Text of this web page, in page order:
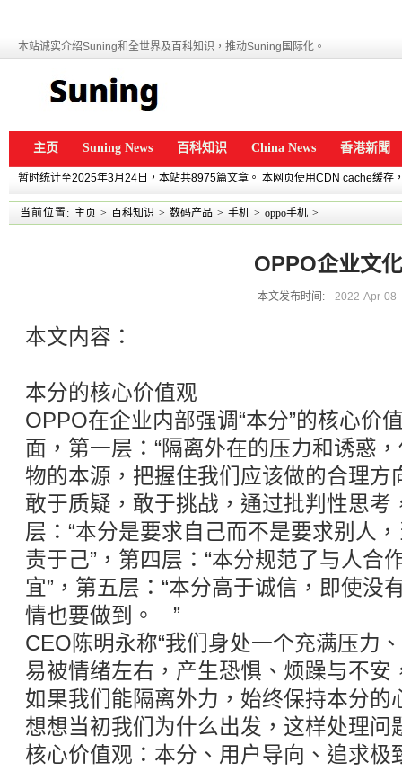
本站诚实介绍Suning和全世界及百科知识，推动Suning国际化。
主页 Suning News 百科知识 China News 香港新聞
暂时统计至2025年3月24日，本站共8975篇文章。 本网页使用CDN cache缓存
当前位置: 主页 > 百科知识 > 数码产品 > 手机 > oppo手机 >
OPPO企业文化
本文发布时间: 2022-Apr-08
本文内容：
本分的核心价值观
OPPO在企业内部强调“本分”的核心价
面，第一层：“隔离外在的压力和诱惑
物的本源，把握住我们应该做的合理方
敢于质疑，敢于挑战，通过批判性思考
层：“本分是要求自己而不是要求别人
责于己”，第四层：“本分规范了与人合
宜”，第五层：“本分高于诚信，即使没
情也要做到。 ”
CEO陈明永称“我们身处一个充满压力
易被情绪左右，产生恐惧、烦躁与不安
如果我们能隔离外力，始终保持本分的
想想当初我们为什么出发，这样处理问
核心价值观：本分、用户导向、追求极